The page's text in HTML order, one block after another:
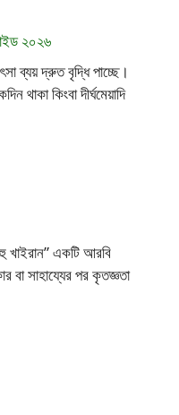
২০২৬
ব্যয় দ্রুত বৃদ্ধি পাচ্ছে।
কিংবা দীর্ঘমেয়াদি
খাইরান” একটি আরবি
বা সাহায্যের পর কৃতজ্ঞতা